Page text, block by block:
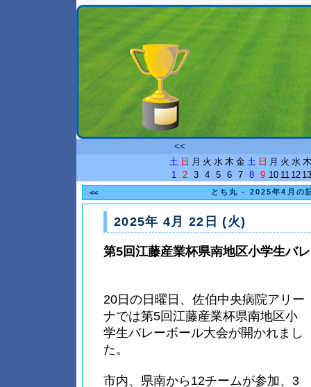
<<
土 日 月 火 水 木 金 土 日 月 火 水 木
1
2 3 4 5 6 7 8 9 10 11 12 13
<< とち丸 - 2025年4月の
2025年 4月 22日 (火)
第5回江藤産業杯県南地区小学生バ
20日の日曜日、佐伯中央病院アリー
ナでは第5回江藤産業杯県南地区小
学生バレーボール大会が開かれまし
た。
市内、県南から12チームが参加、3